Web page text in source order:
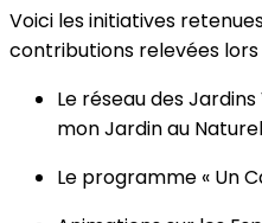
Voici les initiatives
contributions relevées lors
Le réseau des
mon Jardin au Naturel
Le programme « Un